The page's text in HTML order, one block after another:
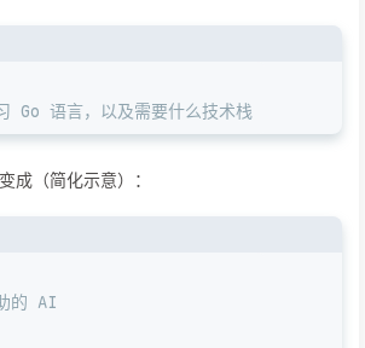
Go 语言，以及需要什么技术栈
成（简化示意）：
的 AI